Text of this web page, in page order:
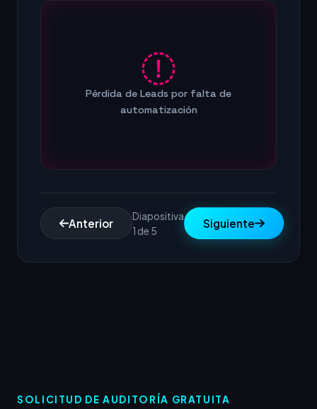
Pérdida de Leads por falta de
automatización
Anterior
Diapositiva
1 de 5
Siguiente
SOLICITUD DE AUDITORÍA GRATUITA